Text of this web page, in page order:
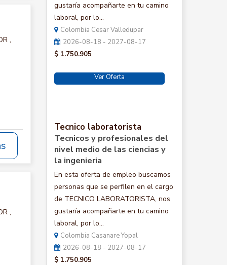
,
,
gustaría acompañarte en tu camino
laboral, por lo...
Colombia Cesar Valledupar
2026-08-18 - 2027-08-17
$ 1.750.905
Ver Oferta
Tecnico laboratorista
Tecnicos y profesionales del
nivel medio de las ciencias y
la ingenieria
En esta oferta de empleo buscamos
personas que se perfilen en el cargo
de TECNICO LABORATORISTA, nos
gustaría acompañarte en tu camino
laboral, por lo...
Colombia Casanare Yopal
2026-08-18 - 2027-08-17
$ 1.750.905